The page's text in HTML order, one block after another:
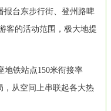
报台东步行街、登州路啤
客的活动范围，极大地提
地铁站点150米衔接率
，从空间上串联起各大热